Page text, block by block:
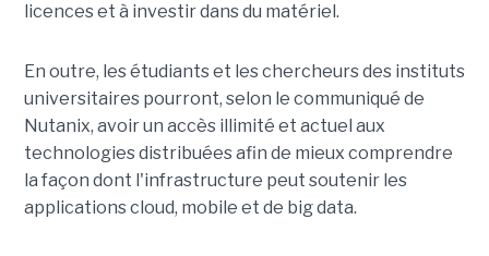
licences et à investir dans du matériel.
En outre, les étudiants et les chercheurs des instituts
universitaires pourront, selon le communiqué de
Nutanix, avoir un accès illimité et actuel aux
technologies distribuées afin de mieux comprendre
la façon dont l'infrastructure peut soutenir les
applications cloud, mobile et de big data.